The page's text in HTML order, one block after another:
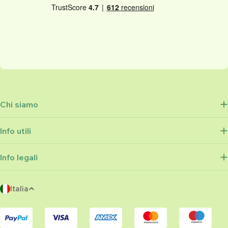
Chi siamo
Info utili
Info legali
P
e
Italia
Metodi
di